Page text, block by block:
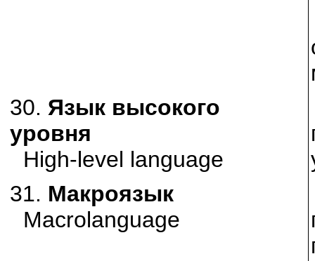
30. Язык высокого
уровня
High-level language
31. Макроязык
Macrolanguage